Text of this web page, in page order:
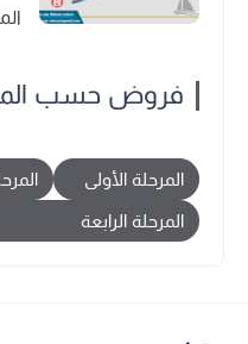
فروض حسب
المرحلة الأولى
المرحلة الرابعة